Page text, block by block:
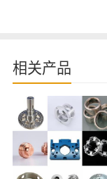
相关产品